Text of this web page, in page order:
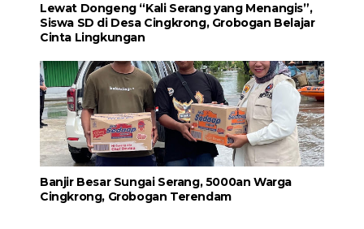
Lewat Dongeng “Kali Serang yang Menangis”,
Siswa SD di Desa Cingkrong, Grobogan Belajar
Cinta Lingkungan
Banjir Besar Sungai Serang, 5000an Warga
Cingkrong, Grobogan Terendam